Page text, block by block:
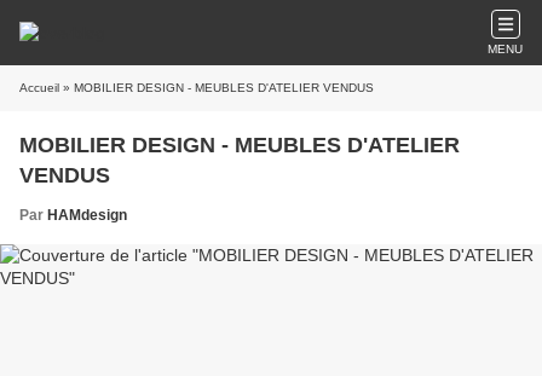
MENU
Accueil » MOBILIER DESIGN - MEUBLES D'ATELIER VENDUS
MOBILIER DESIGN - MEUBLES D'ATELIER
VENDUS
Par HAMdesign